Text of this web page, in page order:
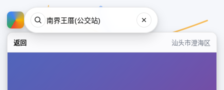
返回 汕头市澄海区